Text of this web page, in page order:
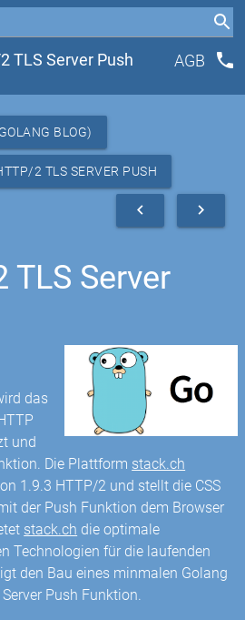
TLS Server Push AGB phone
BLOG)
2 TLS SERVER PUSH
navigate_next
navigate_before
TLS Server
das
und
Die Plattform stack.ch
1.9.3 HTTP/2 und stellt die CSS
der Push Funktion dem Browser
stack.ch die optimale
Technologien für die laufenden
den Bau eines minmalen Golang
Push Funktion.